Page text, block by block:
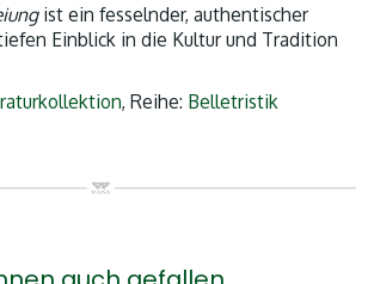
ist ein fesselnder, authentischer
Einblick in die Kultur und Tradition
, Reihe: Belletristik